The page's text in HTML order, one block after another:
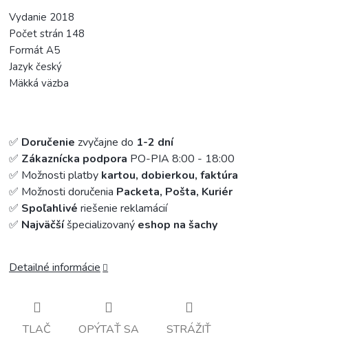
Vydanie 2018
Počet strán 148
Formát A5
Jazyk český
Mäkká väzba
✅ Doručenie zvyčajne do 1-2 dní
✅ Zákaznícka podpora PO-PIA 8:00 - 18:00
✅ Možnosti platby kartou, dobierkou, faktúra
✅ Možnosti doručenia Packeta, Pošta, Kuriér
✅ Spoľahlivé riešenie reklamácií
✅ Najväčšíšpecializovaný eshop na šachy
Detailné informácie
TLAČ OPÝTAŤ SA STRÁŽIŤ